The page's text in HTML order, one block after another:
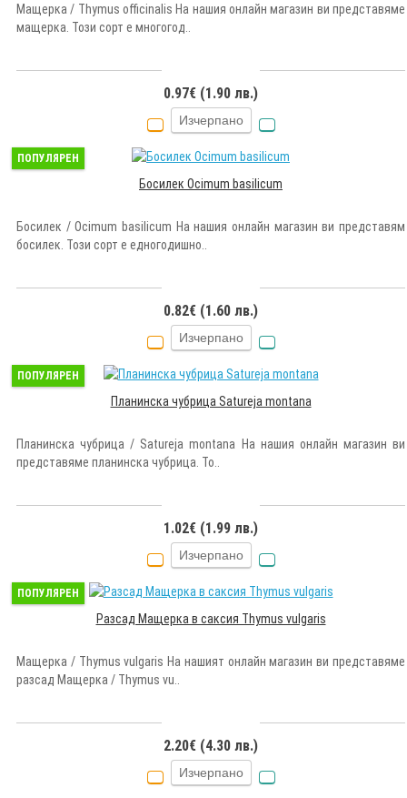
Мащерка / Thymus officinalis На нашия онлайн магазин ви представяме
мащерка. Този сорт е многогод..
0.97€ (1.90 лв.)
Изчерпано
ПОПУЛЯРЕН
Босилек Ocimum basilicum
Босилек / Ocimum basilicum На нашия онлайн магазин ви представям
босилек. Този сорт е едногодишно..
0.82€ (1.60 лв.)
Изчерпано
ПОПУЛЯРЕН
Планинска чубрица Satureja montana
Планинска чубрица / Satureja montana На нашия онлайн магазин ви
представяме планинска чубрица. То..
1.02€ (1.99 лв.)
Изчерпано
ПОПУЛЯРЕН
Разсад Мащерка в саксия Thymus vulgaris
Мащерка / Thymus vulgaris На нашият онлайн магазин ви представяме
разсад Мащерка / Thymus vu..
2.20€ (4.30 лв.)
Изчерпано